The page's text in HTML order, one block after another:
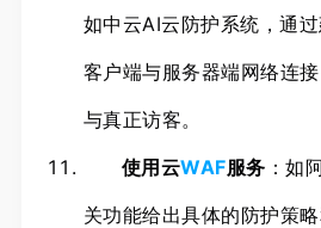
如中云AI云防护系统，通
客户端与服务器端网络连
与真正访客。
使用云WAF服务 ：如
关功能给出具体的防护策